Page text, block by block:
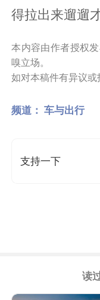
得拉出来遛遛
本内容由作者授权
嗅立场。
如对本稿件有异议或
频道： 车与出行
支持一下
读